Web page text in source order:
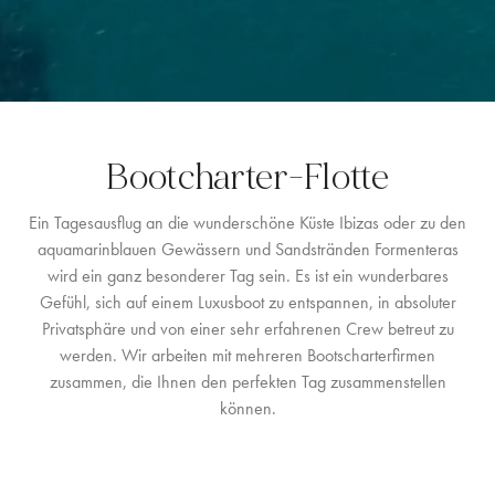
SAN JOSÉ
SANTA EULALIA
IBIZA-STADT
INSPIRATION
AUTOVERMIETUNG
Bootcharter-Flotte
Ein Tagesausflug an die wunderschöne Küste Ibizas oder zu den
aquamarinblauen Gewässern und Sandstränden Formenteras
wird ein ganz besonderer Tag sein. Es ist ein wunderbares
Gefühl, sich auf einem Luxusboot zu entspannen, in absoluter
Privatsphäre und von einer sehr erfahrenen Crew betreut zu
werden. Wir arbeiten mit mehreren Bootscharterfirmen
zusammen, die Ihnen den perfekten Tag zusammenstellen
können.